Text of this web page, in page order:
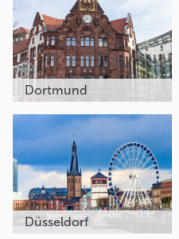
Dortmund
Düsseldorf